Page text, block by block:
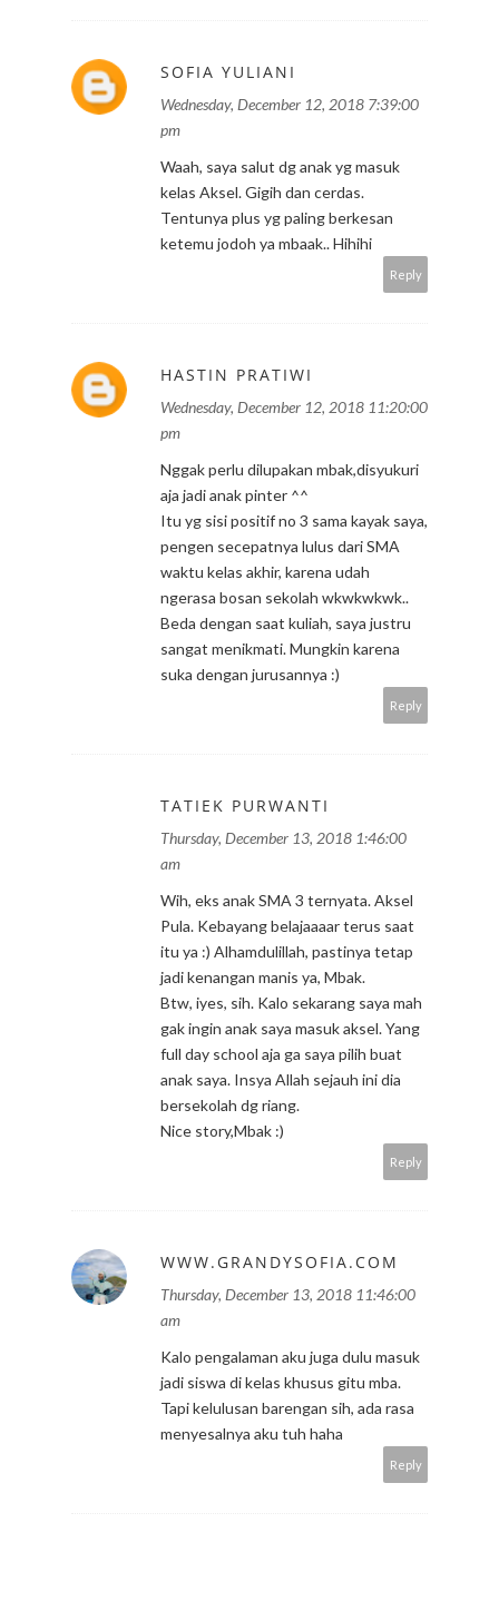
SOFIA YULIANI
Wednesday, December 12, 2018 7:39:00
pm
Waah, saya salut dg anak yg masuk
kelas Aksel. Gigih dan cerdas.
Tentunya plus yg paling berkesan
ketemu jodoh ya mbaak.. Hihihi
Reply
HASTIN PRATIWI
Wednesday, December 12, 2018 11:20:00
pm
Nggak perlu dilupakan mbak,disyukuri
aja jadi anak pinter ^^
Itu yg sisi positif no 3 sama kayak saya,
pengen secepatnya lulus dari SMA
waktu kelas akhir, karena udah
ngerasa bosan sekolah wkwkwkwk..
Beda dengan saat kuliah, saya justru
sangat menikmati. Mungkin karena
suka dengan jurusannya :)
Reply
TATIEK PURWANTI
Thursday, December 13, 2018 1:46:00
am
Wih, eks anak SMA 3 ternyata. Aksel
Pula. Kebayang belajaaaar terus saat
itu ya :) Alhamdulillah, pastinya tetap
jadi kenangan manis ya, Mbak.
Btw, iyes, sih. Kalo sekarang saya mah
gak ingin anak saya masuk aksel. Yang
full day school aja ga saya pilih buat
anak saya. Insya Allah sejauh ini dia
bersekolah dg riang.
Nice story,Mbak :)
Reply
WWW.GRANDYSOFIA.COM
Thursday, December 13, 2018 11:46:00
am
Kalo pengalaman aku juga dulu masuk
jadi siswa di kelas khusus gitu mba.
Tapi kelulusan barengan sih, ada rasa
menyesalnya aku tuh haha
Reply